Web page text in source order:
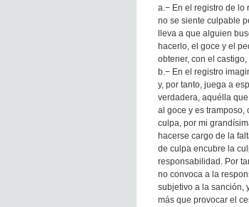
a.− En el registro de lo
no se siente culpable
lleva a que alguien
hacerlo, el goce y el
obtener, con el
b.− En el registro
y, por tanto, juega a
verdadera, aquélla
al goce y es tramposo,
culpa, por mi
hacerse cargo de la
de culpa encubre la
responsabilidad. Por
no convoca a la
subjetivo a la sanción,
más que provocar el